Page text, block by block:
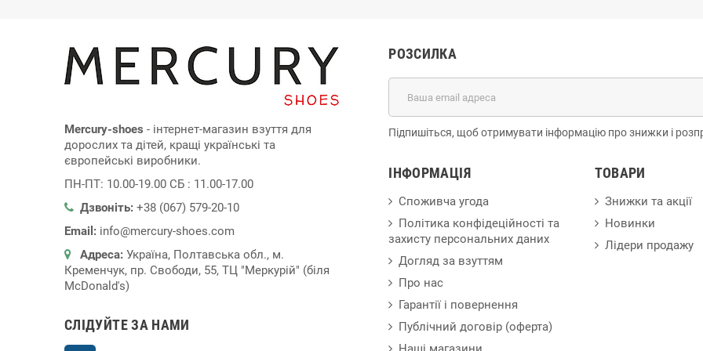
Mercury-shoes - інтернет-магазин взуття для
дорослих та дітей, кращі українські та
європейські виробники.
ПН-ПТ: 10.00-19.00 СБ : 11.00-17.00
Дзвоніть: +38 (067) 579-20-10
Email: info@mercury-shoes.com
Адреса: Україна, Полтавська обл., м.
Кременчук, пр. Свободи, 55, ТЦ "Меркурій" (біля
McDonald's)
СЛІДУЙТЕ ЗА НАМИ
РОЗСИЛКА
Підпишіться, щоб отримувати інформацію про знижки і
ІНФОРМАЦІЯ
Споживча угода
Політика конфідеційності та
захисту персональних даних
Догляд за взуттям
Про нас
Гарантії і повернення
Публічний договір (оферта)
ТОВАРИ
Знижки та акції
Новинки
Лідери продажу